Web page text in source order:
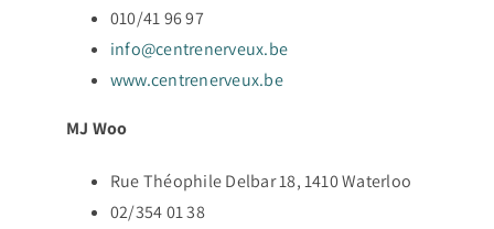
010/41 96 97
info@centrenerveux.be
www.centrenerveux.be
MJ Woo
Rue Théophile Delbar 18, 1410 Waterloo
02/354 01 38